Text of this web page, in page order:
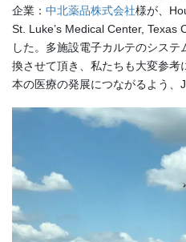
企業： 中北薬品株式会社様が、
St. Luke’s Medical Center, Texas
した。多施設電子カルテのシス
換させて頂き、私たちも大変参考
本の医療の発展につながるよう、